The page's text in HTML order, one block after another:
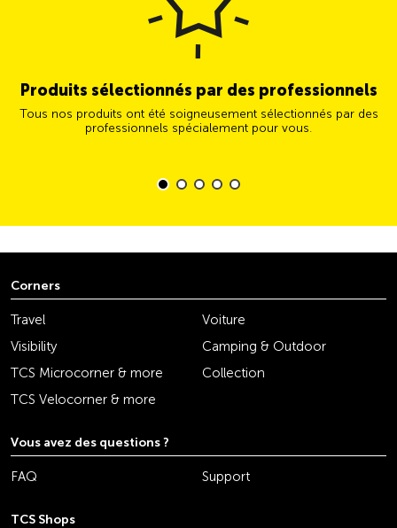
Produits sélectionnés par des professionnels
Tous nos produits ont été soigneusement sélectionnés par des
professionnels spécialement pour vous.
Corners
Travel
Voiture
Visibility
Camping & Outdoor
TCS Microcorner & more
Collection
TCS Velocorner & more
Vous avez des questions ?
FAQ Support
TCS Shops